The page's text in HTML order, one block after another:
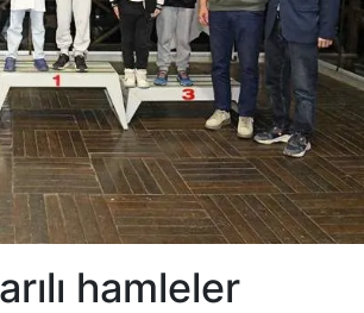
hamleler